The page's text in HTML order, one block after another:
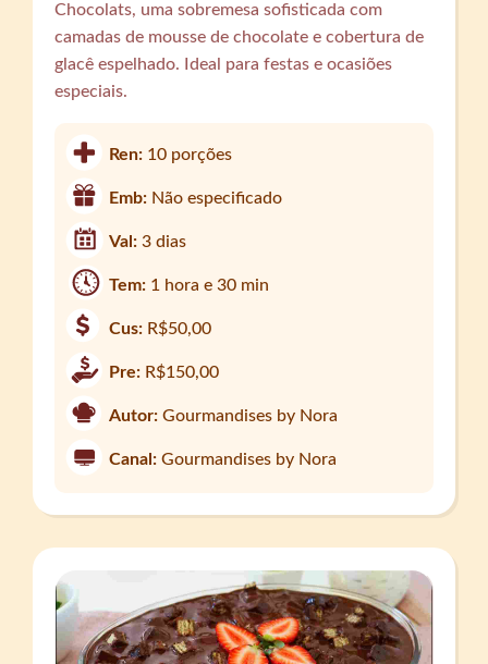
Chocolats, uma sobremesa sofisticada com
camadas de mousse de chocolate e cobertura de
glacê espelhado. Ideal para festas e ocasiões
especiais.
Ren: 10 porções
Emb: Não especificado
Val:3 dias
Tem: 1 hora e 30 min
Cus: R$50,00
Pre: R$150,00
Autor: Gourmandises by Nora
Canal: Gourmandises by Nora